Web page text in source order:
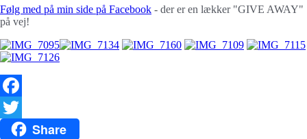
Følg med på min side på Facebook - der er en lækker "GIVE AWAY"
på vej!
Facebook
Twitter Share